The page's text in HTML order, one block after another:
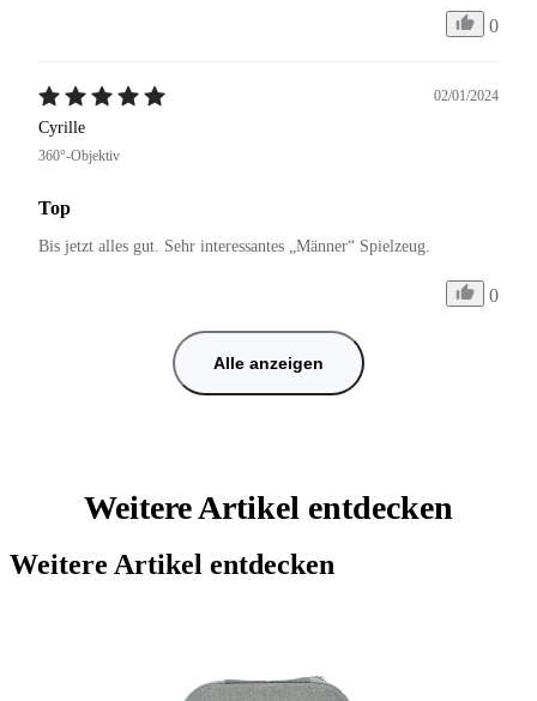
0
02/01/2024
Cyrille
360°-Objektiv
Top
0
Alle anzeigen
Weitere Artikel entdecken
Weitere Artikel entdecken